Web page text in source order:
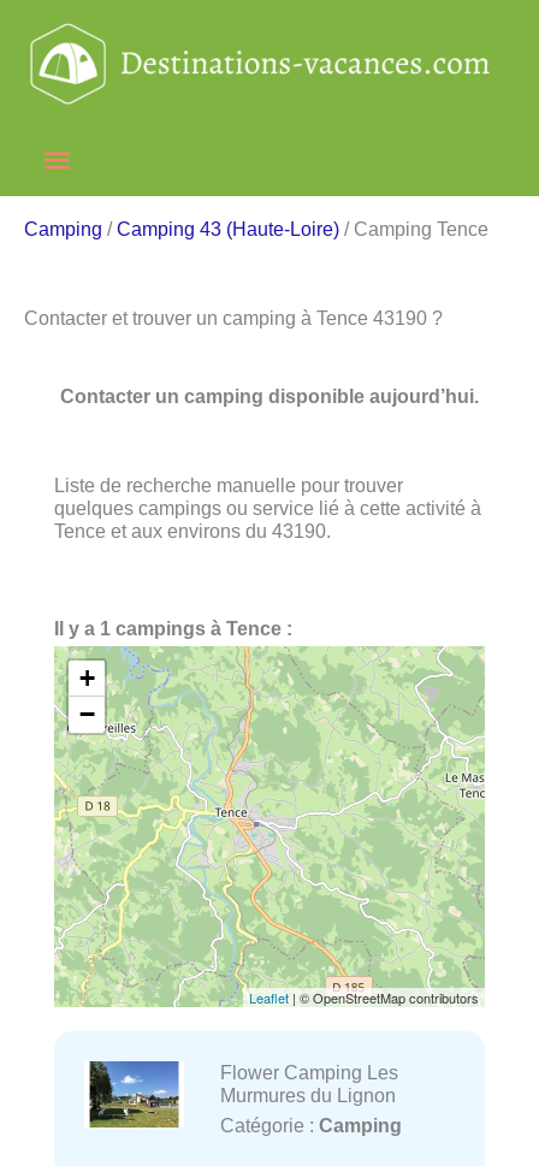
contenu
Menu
principal
Camping /Camping 43 (Haute-Loire) / Camping Tence
Contacter et trouver un camping à Tence 43190 ?
Contacter un camping disponible aujourd’hui.
Liste de recherche manuelle pour trouver
quelques campings ou service lié à cette activité à
Tence et aux environs du 43190.
Il y a 1 campings à Tence :
+
−
Leaflet | © OpenStreetMap contributors
Flower Camping Les
Murmures du Lignon
Catégorie : Camping